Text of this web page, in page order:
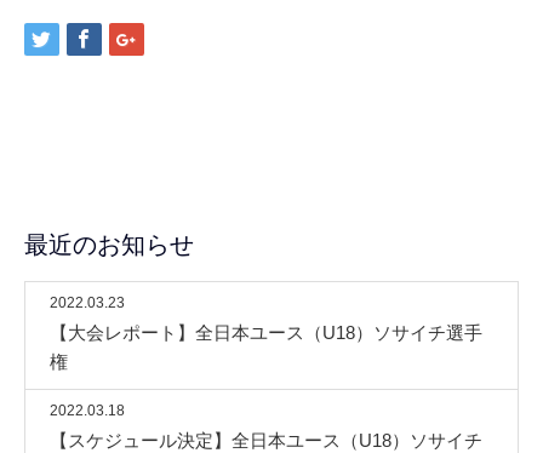
最近のお知らせ
2022.03.23
【大会レポート】全日本ユース（U18）ソサイチ選手
権
2022.03.18
【スケジュール決定】全日本ユース（U18）ソサイチ